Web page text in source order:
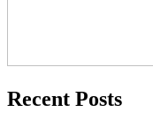
Recent Posts